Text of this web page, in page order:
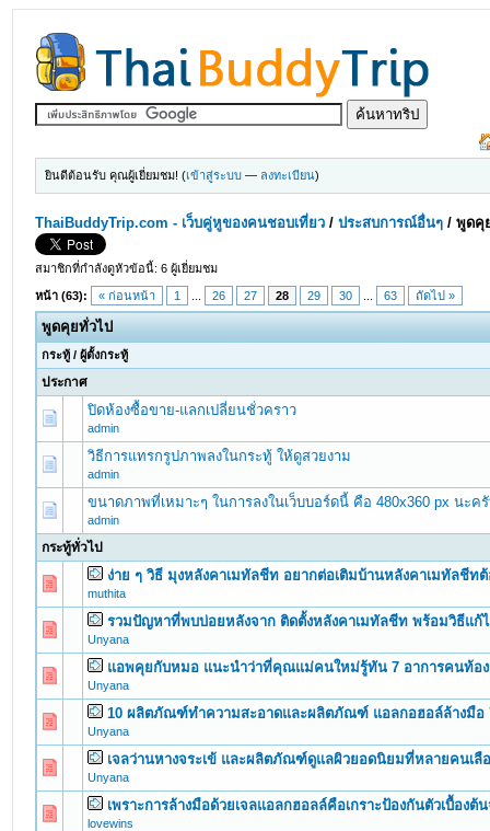
ยินดีต้อนรับ คุณผู้เยี่ยมชม! (เข้าสู่ระบบ — ลงทะเบียน)
ThaiBuddyTrip.com - เว็บคู่หูของคนชอบเที่ยว /ประสบการณ์อื่นๆ /พูดคุ
สมาชิกที่กำลังดูหัวข้อนี้: 6 ผู้เยี่ยมชม
หน้า (63): « ก่อนหน้า 1 26 27 28 29 30 63 ถัดไป »
พูดคุยทั่วไป
กระทู้ /ผู้ตั้งกระทู้
ประกาศ
ปิดห้องซื้อขาย-แลกเปลี่ยนชั่วคราว
admin
วิธีการแทรกรูปภาพลงในกระทู้ ให้ดูสวยงาม
admin
ขนาดภาพที่เหมาะๆ ในการลงในเว็บบอร์ดนี้ คือ 480x360 px นะค
admin
กระทู้ทั่วไป
ง่าย ๆ วิธี มุงหลังคาเมทัลชีท อยากต่อเติมบ้านหลังคาเมทัลชีท
muthita
0 Vote(s) - 0 out of 5 in Average
1234 5
รวมปัญหาที่พบบ่อยหลังจาก ติดตั้งหลังคาเมทัลชีท พร้อมวิธีแก้
Unyana
0 Vote(s) - 0 out of 5 in Average
12 345
แอพคุยกับหมอ แนะนำว่าที่คุณแม่คนใหม่รู้ทัน 7 อาการคนท้อง
Unyana
0 Vote(s) - 0 out of 5 in Average
1234 5
10 ผลิตภัณฑ์ทำความสะอาดและผลิตภัณฑ์ แอลกอฮอล์ล้างมือ
Unyana
0 Vote(s) - 0 out of 5 in Average
1 2 345
เจลว่านหางจระเข้ และผลิตภัณฑ์ดูแลผิวยอดนิยมที่หลายคนเลื
Unyana
0 Vote(s) - 0 out of 5 in Average
1 2345
เพราะการล้างมือด้วยเจลแอลกฮอลล์คือเกราะป้องกันตัวเบื้องต้
lovewins
0 Vote(s) - 0 out of 5 in Average
12345